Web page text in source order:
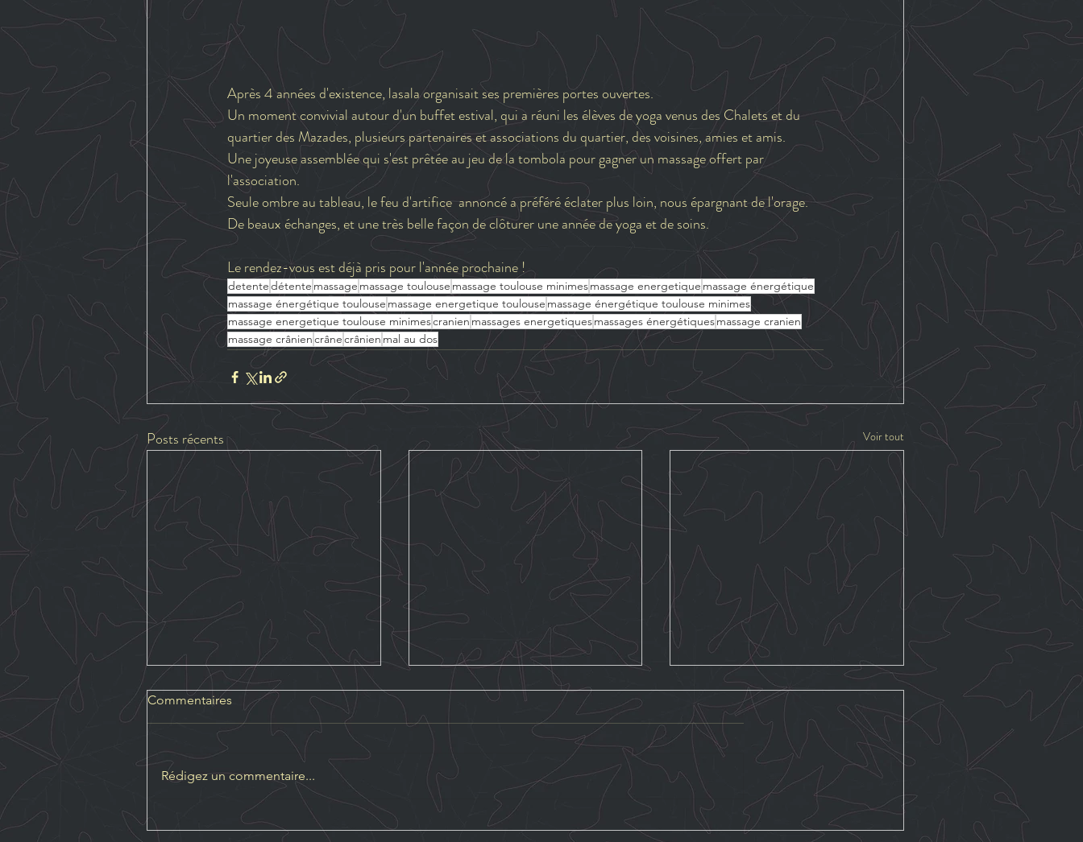
Après 4 années d'existence, lasala organisait ses premières portes ouvertes.
Un moment convivial autour d'un buffet estival, qui a réuni les élèves de yoga venus des Chalets et du
quartier des Mazades, plusieurs partenaires et associations du quartier, des voisines, amies et amis.
Une joyeuse assemblée qui s'est prêtée au jeu de la tombola pour gagner un massage offert par
l'association.
Seule ombre au tableau, le feu d'artifice  annoncé a préféré éclater plus loin, nous épargnant de l'orage.
De beaux échanges, et une très belle façon de clôturer une année de yoga et de soins.
Le rendez-vous est déjà pris pour l'année prochaine !
detentedétente massage massage toulouse massage toulouse minimesmassage energetique massage énergétique
massage énergétique toulouse massage energetique toulouse massage énergétique toulouse minimes
massage energetique toulouse minimescranien massages energetiquesmassages énergétiquesmassage cranien
massage crâniencrânecrânien mal au dos
Posts récents Voir tout
PÉRIODES DE FERMETURE -
CET ÉTÉ, DÉCOUVREZ TOUS
15 MINUTES DE MASSAGE
Commentaires
Rédigez un commentaire...